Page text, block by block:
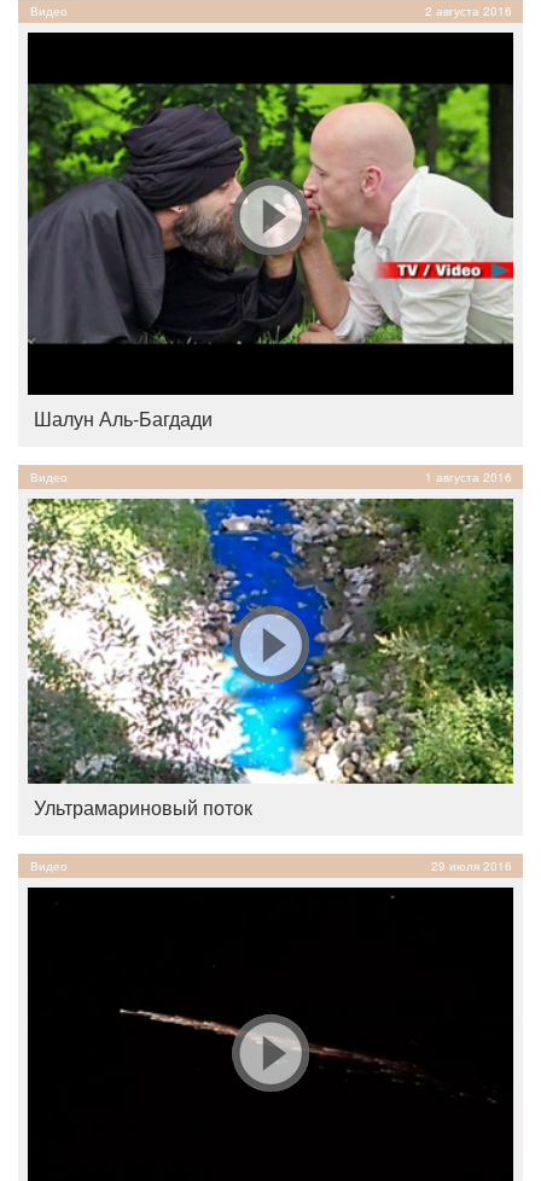
Видео 2 августа 2016
Шалун Аль-Багдади
Видео 1 августа 2016
Ультрамариновый поток
Видео 29 июля 2016